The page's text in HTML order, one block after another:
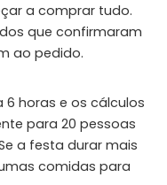
a comprar tudo.
que confirmaram
ao pedido.
horas e os cálculos
para 20 pessoas
a festa durar mais
comidas para